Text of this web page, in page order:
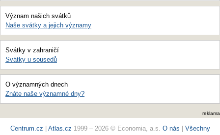
Význam našich svátků
Naše svátky a jejich významy
Svátky v zahraničí
Svátky u sousedů
O významných dnech
Znáte naše významné dny?
reklama
Centrum.cz | Atlas.cz 1999 – 2026 © Economia, a.s. O nás | Všechny